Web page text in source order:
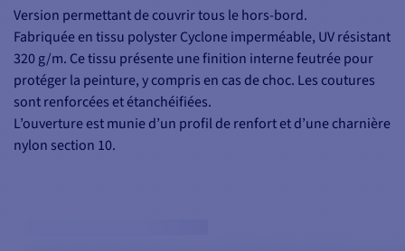
Version permettant de couvrir tous le hors-bord.
Fabriquée en tissu polyster Cyclone imperméable, UV résistant
320 g/m. Ce tissu présente une finition interne feutrée pour
protéger la peinture, y compris en cas de choc. Les coutures
sont renforcées et étanchéifiées.
L’ouverture est munie d’un profil de renfort et d’une charnière
nylon section 10.